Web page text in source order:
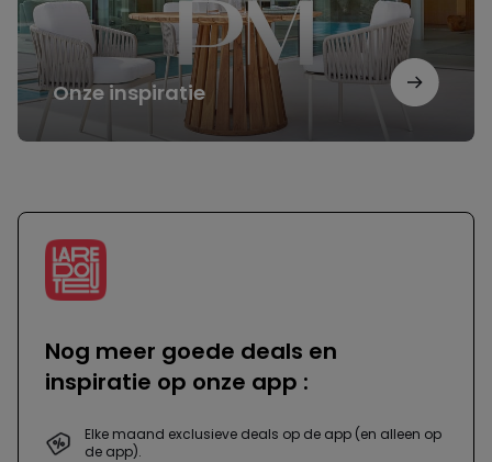
Onze inspiratie
Nog meer goede deals en
inspiratie op onze app :
Elke maand exclusieve deals op de app (en alleen op
de app).